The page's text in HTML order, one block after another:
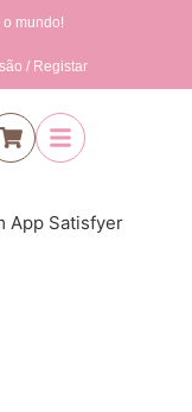
mundo!
/ Registar
App Satisfyer